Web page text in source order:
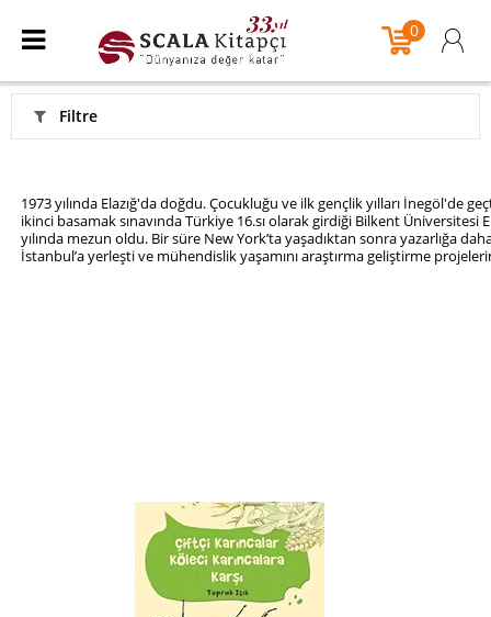
0
Filtre
1973 yılında Elazığ'da doğdu. Çocukluğu ve ilk gençlik yılları İnegöl'de
ikinci basamak sınavında Türkiye 16.sı olarak girdiği Bilkent
yılında mezun oldu. Bir süre New York’ta yaşadıktan sonra yazarlığa
İstanbul’a yerleşti ve mühendislik yaşamını araştırma geliştirme